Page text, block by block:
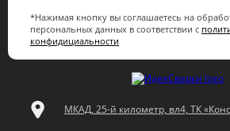
*Нажимая кнопку вы соглашаетесь на
персональных данных в соответствии с
конфидициальности
МКАД, 25-й километр, вл4, ТК